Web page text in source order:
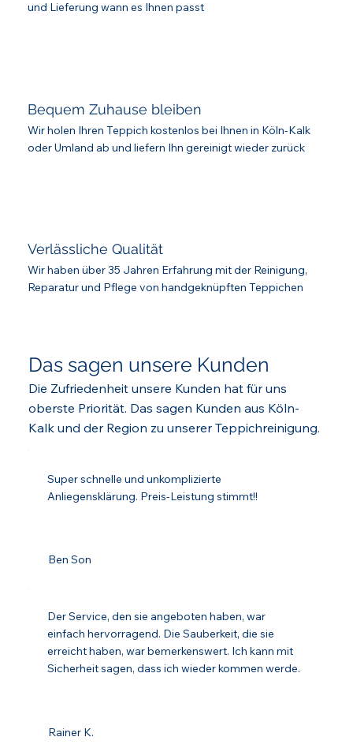
und Lieferung wann es Ihnen passt
Bequem Zuhause bleiben
Wir holen Ihren Teppich kostenlos bei Ihnen in Köln-Kalk
oder Umland ab und liefern Ihn gereinigt wieder zurück
Verlässliche Qualität
Wir haben über 35 Jahren Erfahrung mit der Reinigung,
Reparatur und Pflege von handgeknüpften Teppichen
Das sagen unsere Kunden
Die Zufriedenheit unsere Kunden hat für uns
oberste Priorität. Das sagen Kunden aus Köln-
Kalk und der Region zu unserer Teppichreinigung.
Super schnelle und unkomplizierte
Anliegensklärung. Preis-Leistung stimmt!!
Ben Son
Der Service, den sie angeboten haben, war
einfach hervorragend. Die Sauberkeit, die sie
erreicht haben, war bemerkenswert. Ich kann mit
Sicherheit sagen, dass ich wieder kommen werde.
Rainer K.